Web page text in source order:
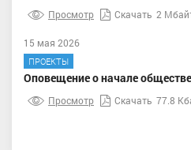
Просмотр Скачать 2
15 мая 2026
ПРОЕКТЫ
Оповещение о начале
Просмотр Скачать 77.8